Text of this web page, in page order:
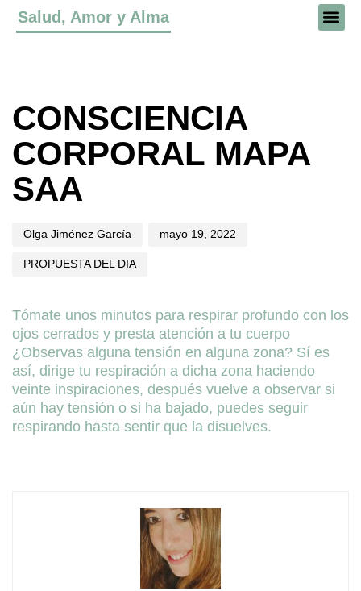
Salud, Amor y Alma
CONSCIENCIA
CORPORAL MAPA
SAA
Olga Jiménez García mayo 19, 2022
PROPUESTA DEL DIA
Tómate unos minutos para respirar profundo con los
ojos cerrados y presta atención a tu cuerpo
¿Observas alguna tensión en alguna zona? Sí es
así, dirige tu respiración a dicha zona haciendo
veinte inspiraciones, después vuelve a observar si
aún hay tensión o si ha bajado, puedes seguir
respirando hasta sentir que la disuelves.